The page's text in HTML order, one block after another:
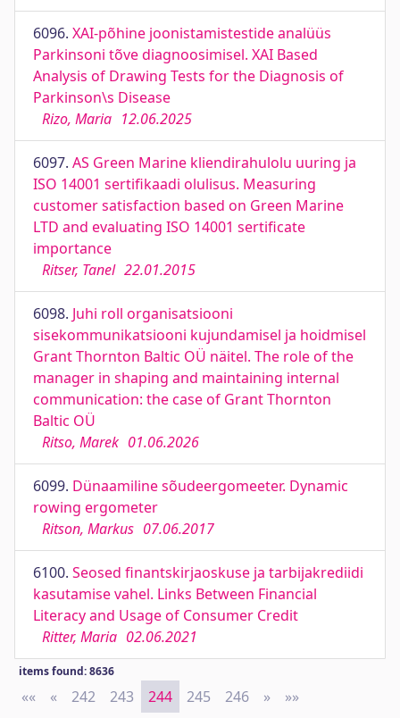
6096. XAI-põhine joonistamistestide analüüs
Parkinsoni tõve diagnoosimisel. XAI Based
Analysis of Drawing Tests for the Diagnosis of
Parkinson\s Disease
Rizo, Maria 12.06.2025
6097. AS Green Marine kliendirahulolu uuring ja
ISO 14001 sertifikaadi olulisus. Measuring
customer satisfaction based on Green Marine
LTD and evaluating ISO 14001 sertificate
importance
Ritser, Tanel 22.01.2015
6098. Juhi roll organisatsiooni
sisekommunikatsiooni kujundamisel ja hoidmisel
Grant Thornton Baltic OÜ näitel. The role of the
manager in shaping and maintaining internal
communication: the case of Grant Thornton
Baltic OÜ
Ritso, Marek 01.06.2026
6099. Dünaamiline sõudeergomeeter. Dynamic
rowing ergometer
Ritson, Markus 07.06.2017
6100. Seosed finantskirjaoskuse ja tarbijakrediidi
kasutamise vahel. Links Between Financial
Literacy and Usage of Consumer Credit
Ritter, Maria 02.06.2021
items found: 8636
«« First
« Previous
242 243 244 245 246 » Next
»»